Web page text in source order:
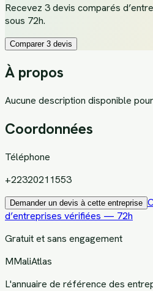
Recevez 3 devis comparés
sous 72h.
Comparer 3 devis
À propos
Aucune description disponible
Coordonnées
Téléphone
+22320211553
Demander un devis à cette entreprise
d’entreprises vérifiées — 72h
Gratuit et sans engagement
MMaliAtlas
L'annuaire de référence des